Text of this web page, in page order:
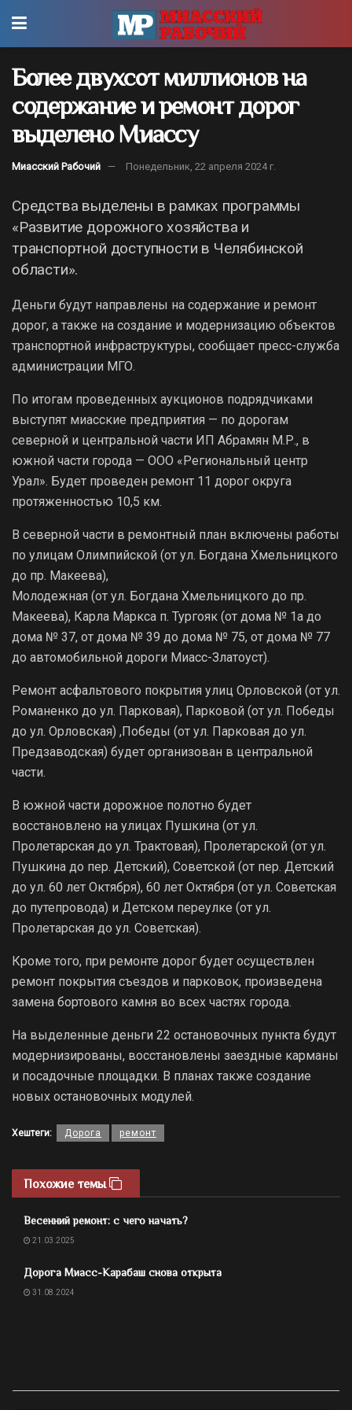
Более двухсот миллионов на
содержание и ремонт дорог
выделено Миассу
Миасский Рабочий Понедельник, 22 апреля 2024 г.
Средства выделены в рамках программы
«Развитие дорожного хозяйства и
транспортной доступности в Челябинской
области».
Деньги будут направлены на содержание и ремонт
дорог, а также на создание и модернизацию объектов
транспортной инфраструктуры, сообщает пресс-служба
администрации МГО.
По итогам проведенных аукционов подрядчиками
выступят миасские предприятия — по дорогам
северной и центральной части ИП Абрамян М.Р., в
южной части города — ООО «Региональный центр
Урал». Будет проведен ремонт 11 дорог округа
протяженностью 10,5 км.
В северной части в ремонтный план включены работы
по улицам Олимпийской (от ул. Богдана Хмельницкого
до пр. Макеева),
Молодежная (от ул. Богдана Хмельницкого до пр.
Макеева), Карла Маркса п. Тургояк (от дома № 1а до
дома № 37, от дома № 39 до дома № 75, от дома № 77
до автомобильной дороги Миасс-Златоуст).
Ремонт асфальтового покрытия улиц Орловской (от ул.
Романенко до ул. Парковая), Парковой (от ул. Победы
до ул. Орловская) ,Победы (от ул. Парковая до ул.
Предзаводская) будет организован в центральной
части.
В южной части дорожное полотно будет
восстановлено на улицах Пушкина (от ул.
Пролетарская до ул. Трактовая), Пролетарской (от ул.
Пушкина до пер. Детский), Советской (от пер. Детский
до ул. 60 лет Октября), 60 лет Октября (от ул. Советская
до путепровода) и Детском переулке (от ул.
Пролетарская до ул. Советская).
Кроме того, при ремонте дорог будет осуществлен
ремонт покрытия съездов и парковок, произведена
замена бортового камня во всех частях города.
На выделенные деньги 22 остановочных пункта будут
модернизированы, восстановлены заездные карманы
и посадочные площадки. В планах также создание
новых остановочных модулей.
Хештеги: Дорога ремонт
Похожие темы
Весенний ремонт: с чего начать?
21.03.2025
Дорога Миасс-Карабаш снова открыта
31.08.2024